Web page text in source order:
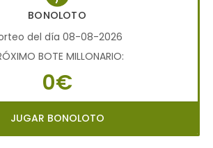
BONOLOTO
del día 08-08-2026
BOTE MILLONARIO:
0€
JUGAR BONOLOTO